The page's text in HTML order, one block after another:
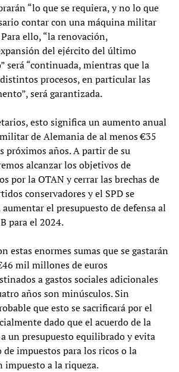
“lo que se requiera, y no lo que
contar con una máquina militar
Para ello, “la renovación,
del ejército del último
será “continuada, mientras que la
procesos, en particular las
será garantizada.
esto significa un aumento anual
de Alemania de al menos €35
años. A partir de su
alcanzar los objetivos de
por la OTAN y cerrar las brechas de
conservadores y el SPD se
el presupuesto de defensa al
para el 2024.
estas enormes sumas que se gastarán
mil millones de euros
a gastos sociales adicionales
años son minúsculos. Sin
que esto se sacrificará por el
dado que el acuerdo de la
un presupuesto equilibrado y evita
impuestos para los ricos o la
a la riqueza.